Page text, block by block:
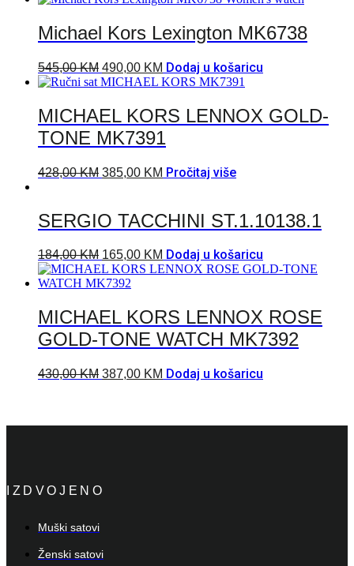
Michael Kors Lexington MK6738
545,00KM 490,00 KM Dodaj u košaricu
MICHAEL KORS LENNOX GOLD-
TONE MK7391
428,00KM 385,00 KM Pročitaj više
SERGIO TACCHINI ST.1.10138.1
184,00KM 165,00 KM Dodaj u košaricu
MICHAEL KORS LENNOX ROSE
GOLD-TONE WATCH MK7392
430,00KM 387,00 KM Dodaj u košaricu
IZDVOJENO
Muški satovi
Ženski satovi